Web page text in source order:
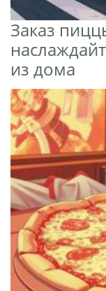
Заказ
из дома